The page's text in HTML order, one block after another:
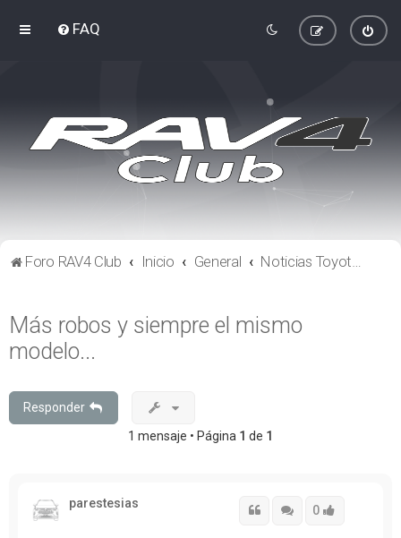
FAQ
Foro RAV4 Club Inicio General Noticias Toyota y RAV4
Más robos y siempre el mismo
modelo...
Responder
1 mensaje • Página 1 de 1
parestesias Citar 0
Citar